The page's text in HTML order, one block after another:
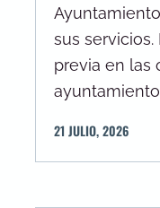
sus
previa en las
21 JULIO,2026